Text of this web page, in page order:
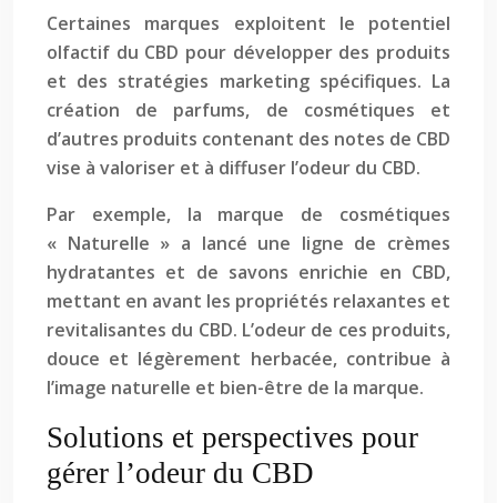
Certaines marques exploitent le potentiel
olfactif du CBD pour développer des produits
et des stratégies marketing spécifiques. La
création de parfums, de cosmétiques et
d’autres produits contenant des notes de CBD
vise à valoriser et à diffuser l’odeur du CBD.
Par exemple, la marque de cosmétiques
« Naturelle » a lancé une ligne de crèmes
hydratantes et de savons enrichie en CBD,
mettant en avant les propriétés relaxantes et
revitalisantes du CBD. L’odeur de ces produits,
douce et légèrement herbacée, contribue à
l’image naturelle et bien-être de la marque.
Solutions et perspectives pour
gérer l’odeur du CBD